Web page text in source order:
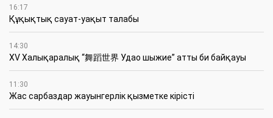
16:17
Құқықтық сауат-уақыт талабы
14:30
XV Халықаралық “舞蹈世界 Удао шыжие” атты би байқауы
11:30
Жас сарбаздар жауынгерлік қызметке кірісті